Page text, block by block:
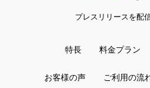
プレスリリースを配
特長 料金プラン
お客様の声 ご利用の流